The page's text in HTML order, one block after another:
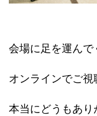
会場に足を運んで
オンラインでご視
本当にどうもあり